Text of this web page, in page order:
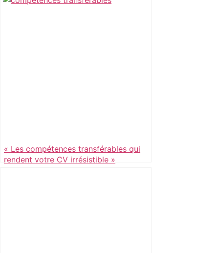
« Les compétences transférables qui
rendent votre CV irrésistible »